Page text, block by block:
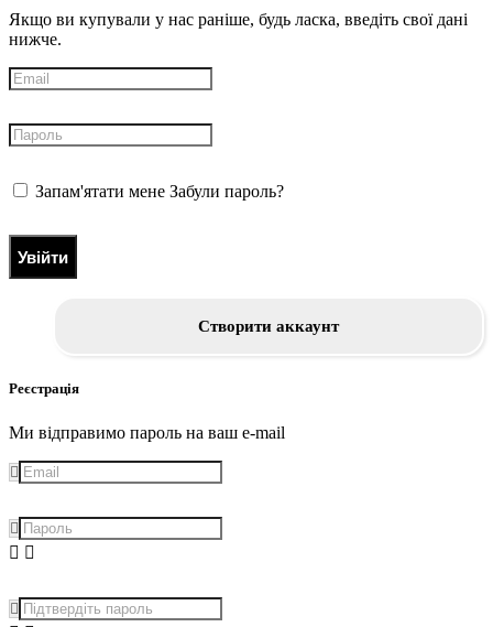
Якщо ви купували у нас раніше, будь ласка, введіть свої дані
нижче.
Запам'ятати мене Забули пароль?
Увійти
Створити аккаунт
Реєстрація
Ми відправимо пароль на ваш e-mail